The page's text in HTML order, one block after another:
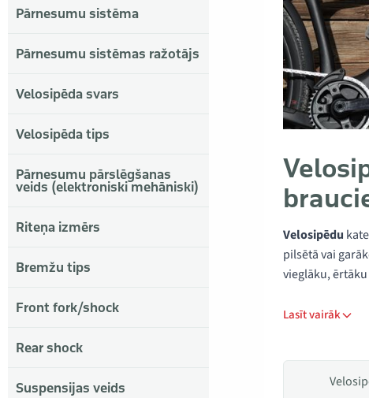
Velosipēdu
pilsētā vai
vieglāku,
Lasīt vairāk
Pārnesumu sistēma
Pārnesumu sistēmas ražotājs
Velosipēda svars
Velosipēda tips
Pārnesumu pārslēgšanas
veids (elektroniski mehāniski)
Riteņa izmērs
Bremžu tips
Front fork/shock
Rear shock
Suspensijas veids